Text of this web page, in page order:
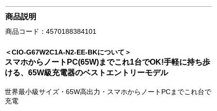
商品説明
商品コード：4570188384101
＜CIO-G67W2C1A-N2-EE-BKについて＞
スマホからノートPC(65W)までこれ1台でOK!手軽に持ち歩
ける、65W級充電器のベストエントリーモデル
世界最小級サイズ・65W高出力・スマホからノートPCまでこれ台で
充電